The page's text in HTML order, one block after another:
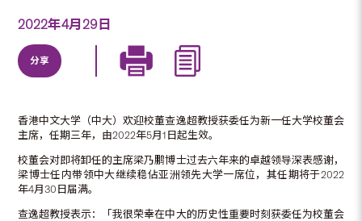
2022年4月29日
分享
香港中文大学（中大）欢迎校董查逸超教授获委任为新一任大学校董会
主席，任期三年，由2022年5月1日起生效。
校董会对即将卸任的主席梁乃鹏博士过去六年来的卓越领导深表感谢，
梁博士任内带领中大继续稳佔亚洲领先大学一席位，其任期将于2022
年4月30日届满。
查逸超教授表示：「我很荣幸在中大的历史性重要时刻获委任为校董会